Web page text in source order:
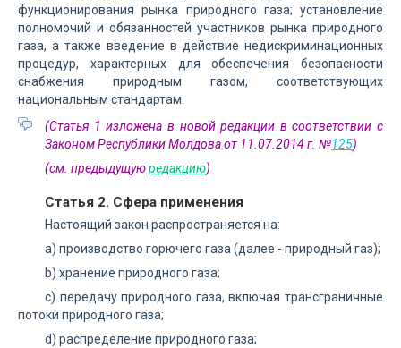
функционирования рынка природного газа; установление
полномочий и обязанностей участников рынка природного
газа, а также введение в действие недискриминационных
процедур, характерных для обеспечения безопасности
снабжения природным газом, соответствующих
национальным стандартам.
(Статья 1 изложена в новой редакции в соответствии с
Законом Республики Молдова от 11.07.2014 г. №125)
(см. предыдущуюредакцию)
Статья 2. Сфера применения
Настоящий закон распространяется на:
а) производство горючего газа (далее - природный газ);
b) хранение природного газа;
c) передачу природного газа, включая трансграничные
потоки природного газа;
d) распределение природного газа;